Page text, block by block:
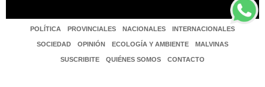
POLÍTICA PROVINCIALES NACIONALES INTERNACIONALES
SOCIEDAD OPINIÓN ECOLOGÍA Y AMBIENTE MALVINAS
SUSCRIBITE QUIÉNES SOMOS CONTACTO